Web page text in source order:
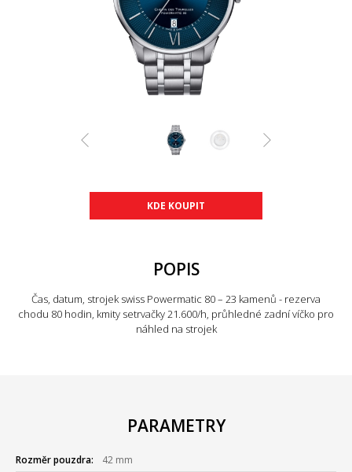
KDE KOUPIT
POPIS
Čas, datum, strojek swiss Powermatic 80 – 23 kamenů - rezerva
chodu 80 hodin, kmity setrvačky 21.600/h, průhledné zadní víčko pro
náhled na strojek
PARAMETRY
Rozměr pouzdra:
42 mm